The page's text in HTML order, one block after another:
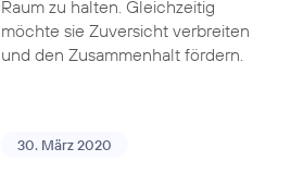
Raum zu halten. Gleichzeitig
möchte sie Zuversicht verbreiten
und den Zusammenhalt fördern.
30. März 2020